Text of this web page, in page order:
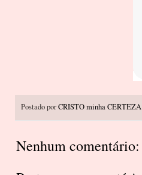
Postado porCRISTO minha CERTEZA
Nenhum comentário: